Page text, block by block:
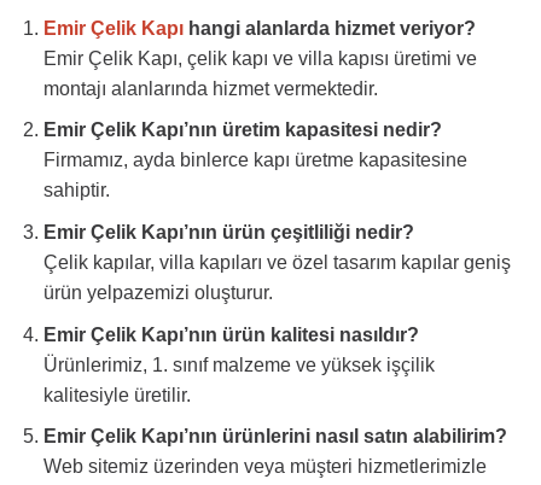
Emir Çelik Kapıhangi alanlarda hizmet veriyor?
Emir Çelik Kapı, çelik kapı ve villa kapısı üretimi ve
montajı alanlarında hizmet vermektedir.
Emir Çelik Kapı’nın üretim kapasitesi nedir?
Firmamız, ayda binlerce kapı üretme kapasitesine
sahiptir.
Emir Çelik Kapı’nın ürün çeşitliliği nedir?
Çelik kapılar, villa kapıları ve özel tasarım kapılar geniş
ürün yelpazemizi oluşturur.
Emir Çelik Kapı’nın ürün kalitesi nasıldır?
Ürünlerimiz, 1. sınıf malzeme ve yüksek işçilik
kalitesiyle üretilir.
Emir Çelik Kapı’nın ürünlerini nasıl satın alabilirim?
Web sitemiz üzerinden veya müşteri hizmetlerimizle